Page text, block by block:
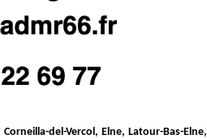
del-Vercol, Elne, Latour-Bas-